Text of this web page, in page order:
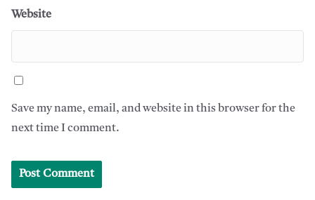
Website
Save my name, email, and website in this browser for the
next time I comment.